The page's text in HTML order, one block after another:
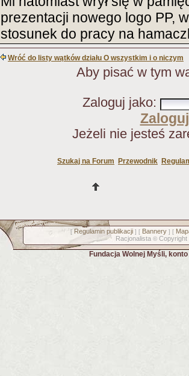
prezentacji nowego logo PP,
stosunek do pracy na
Wróć do listy wątków działu O wszystkim i o niczym
Aby pisać w tym
Zaloguj jako:
Jeżeli nie jesteś
Szukaj na Forum Przewodnik
[ Regulamin publikacji] [ Bannery] [
Racjonalista © Copyright
Fundacja Wolnej Myśli,